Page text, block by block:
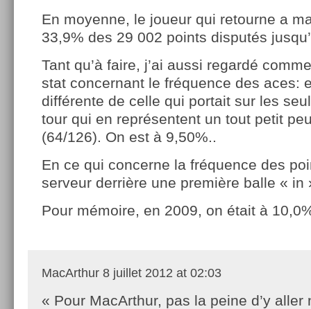
En moyenne, le joueur qui retourne a
33,9% des 29 002 points disputés
Tant qu’à faire, j’ai aussi regardé
stat concernant le fréquence des aces:
différente de celle qui portait sur les
tour qui en représentent un tout petit
(64/126). On est à 9,50%..
En ce qui concerne la fréquence des
serveur derrière une première balle « in
Pour mémoire, en 2009, on était à
MacArthur 8 juillet 2012 at 02:03
« Pour MacArthur, pas la peine d’y aller